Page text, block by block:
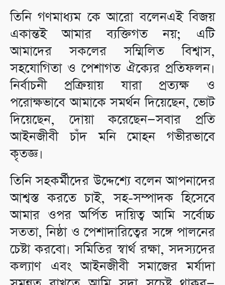
তিনি গণমাধ্যম কে আরো বলেনএই বিজয়
একান্তই আমার ব্যক্তিগত নয়; এটি
আমাদের সকলের সম্মিলিত বিশ্বাস,
সহযোগিতা ও পেশাগত ঐক্যের প্রতিফলন।
নির্বাচনী প্রক্রিয়ায় যারা প্রত্যক্ষ ও
পরোক্ষভাবে আমাকে সমর্থন দিয়েছেন, ভোট
দিয়েছেন, দোয়া করেছেন—সবার প্রতি
আইনজীবী চাঁদ মনি মোহন গভীরভাবে
কৃতজ্ঞ।
তিনি সহকর্মীদের উদ্দেশ্যে বলেন আপনাদের
আশ্বস্ত করতে চাই, সহ-সম্পাদক হিসেবে
আমার ওপর অর্পিত দায়িত্ব আমি সর্বোচ্চ
সততা, নিষ্ঠা ও পেশাদারিত্বের সঙ্গে পালনের
চেষ্টা করবো। সমিতির স্বার্থ রক্ষা, সদস্যদের
কল্যাণ এবং আইনজীবী সমাজের মর্যাদা